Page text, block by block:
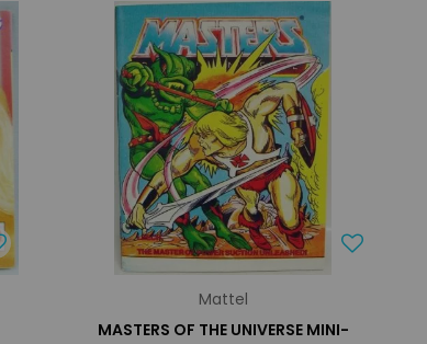
Mattel
MASTERS OF THE UNIVERSE MINI-